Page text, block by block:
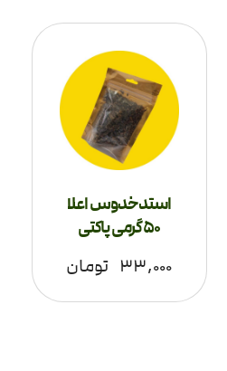
استدخدوس اعلا
50 گرمی پاکتی
۳۳,۰۰۰ تومان